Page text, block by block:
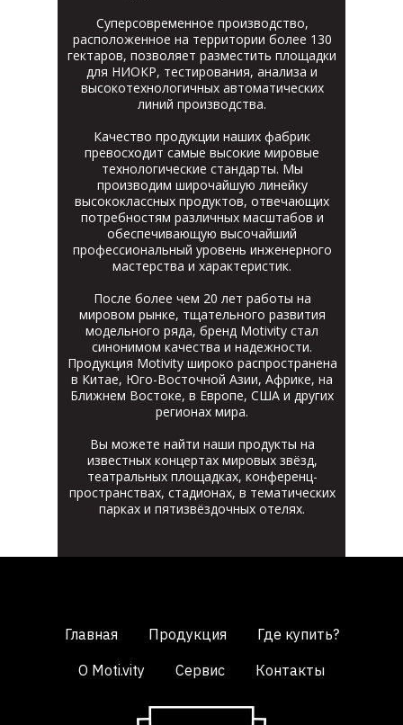
Суперсовременное производство,
расположенное на территории более 130
гектаров, позволяет разместить площадки
для НИОКР, тестирования, анализа и
высокотехнологичных автоматических
линий производства.
Качество продукции наших фабрик
превосходит самые высокие мировые
технологические стандарты. Мы
производим широчайшую линейку
высококлассных продуктов, отвечающих
потребностям различных масштабов и
обеспечивающую высочайший
профессиональный уровень инженерного
мастерства и характеристик.
После более чем 20 лет работы на
мировом рынке, тщательного развития
модельного ряда, бренд Motivity стал
синонимом качества и надежности.
Продукция Motivity широко распространена
в Китае, Юго-Восточной Азии, Африке, на
Ближнем Востоке, в Европе, США и других
регионах мира.
Вы можете найти наши продукты на
известных концертах мировых звёзд,
театральных площадках, конференц-
пространствах, стадионах, в тематических
парках и пятизвёздочных отелях.
Главная Продукция
Где купить?
О Moti.vity
Сервис Контакты